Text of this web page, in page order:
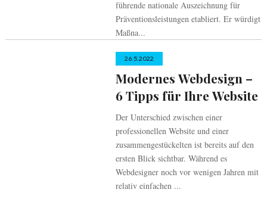
führende nationale Auszeichnung für
Präventionsleistungen etabliert. Er würdigt
Maßna...
26.5.2022
Modernes Webdesign –
6 Tipps für Ihre Website
Der Unterschied zwischen einer
professionellen Website und einer
zusammengestückelten ist bereits auf den
ersten Blick sichtbar. Während es
Webdesigner noch vor wenigen Jahren mit
relativ einfachen ...